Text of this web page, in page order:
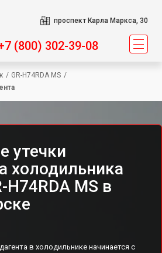
проспект Карла Маркса, 30
(800) 302-39-08
/ GR-H74RDA MS /
утечки
холодильника
H74RDA MS в
в холодильнике начинается с